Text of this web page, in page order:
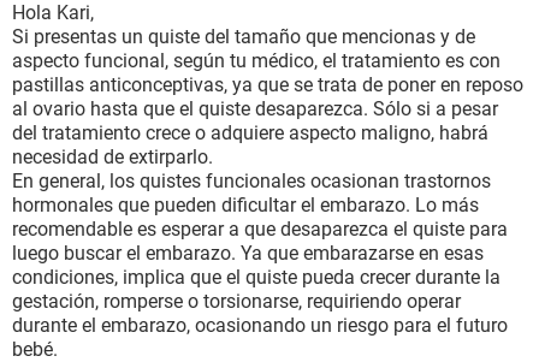
Hola Kari,
Si presentas un quiste del tamaño que mencionas y de
aspecto funcional, según tu médico, el tratamiento es con
pastillas anticonceptivas, ya que se trata de poner en reposo
al ovario hasta que el quiste desaparezca. Sólo si a pesar
del tratamiento crece o adquiere aspecto maligno, habrá
necesidad de extirparlo.
En general, los quistes funcionales ocasionan trastornos
hormonales que pueden dificultar el embarazo. Lo más
recomendable es esperar a que desaparezca el quiste para
luego buscar el embarazo. Ya que embarazarse en esas
condiciones, implica que el quiste pueda crecer durante la
gestación, romperse o torsionarse, requiriendo operar
durante el embarazo, ocasionando un riesgo para el futuro
bebé.